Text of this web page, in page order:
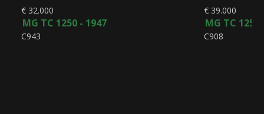
€ 32.000
MG TC 1250 - 1947
C943
€ 39.000
MG TC 1250
C908